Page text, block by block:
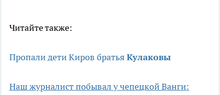
Читайте также:
Пропали дети Киров братья Кулаковы
Наш журналист побывал у чепецкой Ванги: